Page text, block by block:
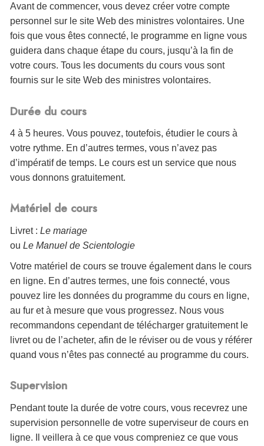
Avant de commencer, vous devez créer votre compte
personnel sur le site Web des ministres volontaires. Une
fois que vous êtes connecté, le programme en ligne vous
guidera dans chaque étape du cours, jusqu’à la fin de
votre cours. Tous les documents du cours vous sont
fournis sur le site Web des ministres volontaires.
Durée du cours
4 à 5 heures. Vous pouvez, toutefois, étudier le cours à
votre rythme. En d’autres termes, vous n’avez pas
d’impératif de temps. Le cours est un service que nous
vous donnons gratuitement.
Matériel de cours
Livret : Le mariage
ou Le Manuel de Scientologie
Votre matériel de cours se trouve également dans le cours
en ligne. En d’autres termes, une fois connecté, vous
pouvez lire les données du programme du cours en ligne,
au fur et à mesure que vous progressez. Nous vous
recommandons cependant de télécharger gratuitement le
livret ou de l’acheter, afin de le réviser ou de vous y référer
quand vous n’êtes pas connecté au programme du cours.
Supervision
Pendant toute la durée de votre cours, vous recevrez une
supervision personnelle de votre superviseur de cours en
ligne. Il veillera à ce que vous compreniez ce que vous